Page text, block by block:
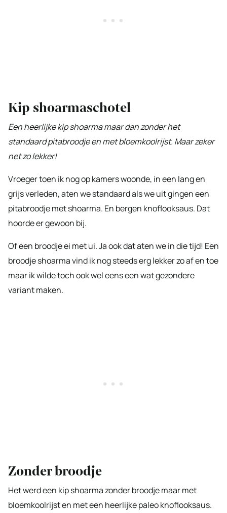
Kip shoarmaschotel
Een heerlijke kip shoarma maar dan zonder het
standaard pitabroodje en met bloemkoolrijst. Maar zeker
net zo lekker!
Vroeger toen ik nog op kamers woonde, in een lang en
grijs verleden, aten we standaard als we uit gingen een
pitabroodje met shoarma. En bergen knoflooksaus. Dat
hoorde er gewoon bij.
Of een broodje ei met ui. Ja ook dat aten we in die tijd! Een
broodje shoarma vind ik nog steeds erg lekker zo af en toe
maar ik wilde toch ook wel eens een wat gezondere
variant maken.
Zonder broodje
Het werd een kip shoarma zonder broodje maar met
bloemkoolrijst en met een heerlijke paleo knoflooksaus.